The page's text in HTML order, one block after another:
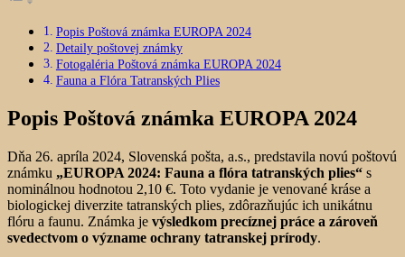
Popis Poštová známka EUROPA 2024
Detaily poštovej známky
Fotogaléria Poštová známka EUROPA 2024
Fauna a Flóra Tatranských Plies
Popis Poštová známka EUROPA 2024
Dňa 26. apríla 2024, Slovenská pošta, a.s., predstavila novú poštovú
známku „EUROPA 2024: Fauna a flóra tatranských plies“ s
nominálnou hodnotou 2,10 €. Toto vydanie je venované kráse a
biologickej diverzite tatranských plies, zdôrazňujúc ich unikátnu
flóru a faunu. Známka je výsledkom precíznej práce a zároveň
svedectvom o význame ochrany tatranskej prírody.